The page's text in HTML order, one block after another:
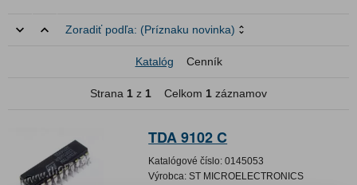
Zoradiť podľa: (Príznaku novinka)
Katalóg Cenník
Strana 1 z 1 Celkom 1 záznamov
TDA 9102 C
Katalógové číslo: 0145053
Výrobca: ST MICROELECTRONICS